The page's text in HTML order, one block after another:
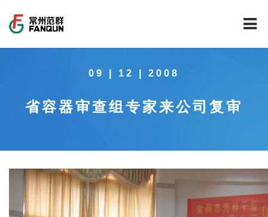
公司荣誉
范群文化
载体催化剂全自动生产线系列
回转圆筒干燥焙烧系列
新能源新材料行业
制药行业
技术中心
工程实验室
新闻中心
09 | 12 | 2008
省容器审查组专家来公司复审